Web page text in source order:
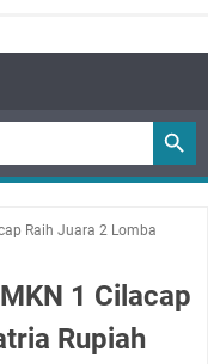
Raih Juara 2 Lomba
1 Cilacap
Rupiah